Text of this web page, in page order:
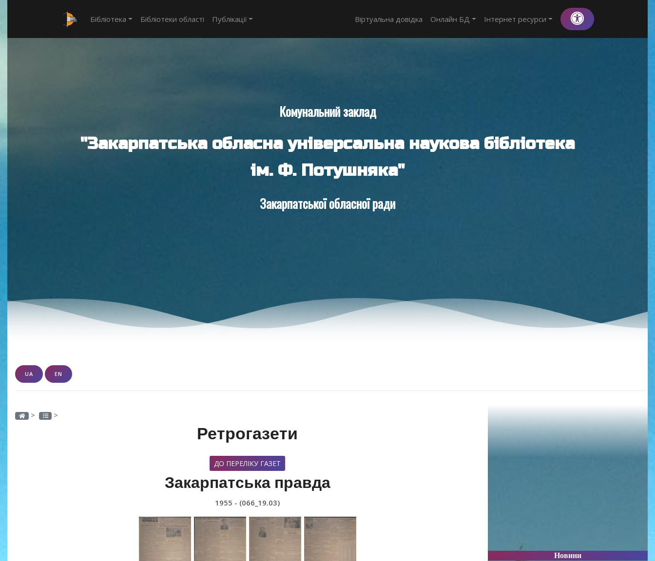
Бібліотека Бібліотеки області Публікації Віртуальна довідка Онлайн БД Інтернет ресурси
Комунальний заклад
"Закарпатська обласна універсальна наукова бібліотека
ім. Ф. Потушняка"
Закарпатської обласної ради
UA EN
> >
Ретрогазети
ДО ПЕРЕЛІКУ ГАЗЕТ
Закарпатська правда
1955 - (066_19.03)
Новини